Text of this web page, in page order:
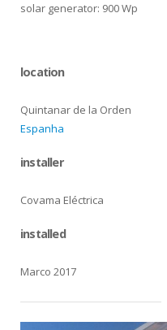
solar generator: 900 Wp
location
Quintanar de la Orden
Espanha
installer
Covama Eléctrica
installed
Marco 2017